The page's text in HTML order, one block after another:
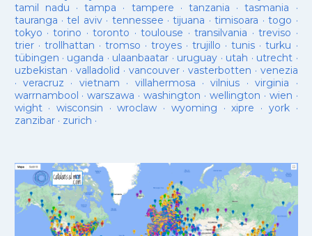
tamil nadu ·tampa · tampere · tanzania ·tasmania ·
tauranga ·tel aviv· tennessee ·tijuana ·timisoara ·togo ·
tokyo ·torino ·toronto ·toulouse ·transilvania ·treviso ·
trier· trollhattan · tromso · troyes·trujillo ·tunis ·turku ·
tübingen · uganda · ulaanbaatar · uruguay · utah · utrecht ·
uzbekistan · valladolid · vancouver· vasterbotten · venezia
· veracruz · vietnam · villahermosa ·vilnius ·virginia ·
warrnambool ·warszawa ·washington · wellington · wien ·
wight· wisconsin ·wroclaw · wyoming ·xipre · york·
zanzibar· zurich ·